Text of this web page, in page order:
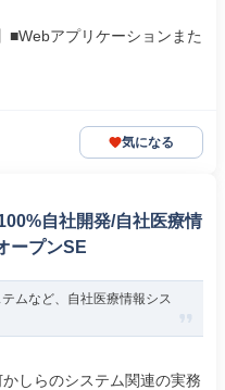
■Webアプリケーションまた
気になる
自社開発/自社医療情
ープンSE
ムなど、自社医療情報シス
しらのシステム関連の実務